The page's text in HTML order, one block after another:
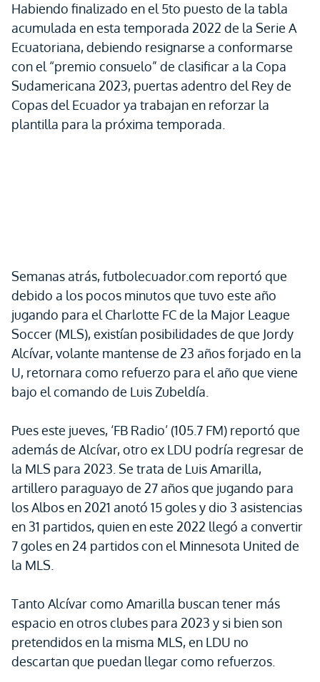
Habiendo finalizado en el 5to puesto de la tabla
acumulada en esta temporada 2022 de la Serie A
Ecuatoriana, debiendo resignarse a conformarse
con el “premio consuelo” de clasificar a la Copa
Sudamericana 2023, puertas adentro del Rey de
Copas del Ecuador ya trabajan en reforzar la
plantilla para la próxima temporada.
Semanas atrás, futbolecuador.com reportó que
debido a los pocos minutos que tuvo este año
jugando para el Charlotte FC de la Major League
Soccer (MLS), existían posibilidades de que Jordy
Alcívar, volante mantense de 23 años forjado en la
U, retornara como refuerzo para el año que viene
bajo el comando de Luis Zubeldía.
Pues este jueves, ‘FB Radio’ (105.7 FM) reportó que
además de Alcívar, otro ex LDU podría regresar de
la MLS para 2023. Se trata de Luis Amarilla,
artillero paraguayo de 27 años que jugando para
los Albos en 2021 anotó 15 goles y dio 3 asistencias
en 31 partidos, quien en este 2022 llegó a convertir
7 goles en 24 partidos con el Minnesota United de
la MLS.
Tanto Alcívar como Amarilla buscan tener más
espacio en otros clubes para 2023 y si bien son
pretendidos en la misma MLS, en LDU no
descartan que puedan llegar como refuerzos.